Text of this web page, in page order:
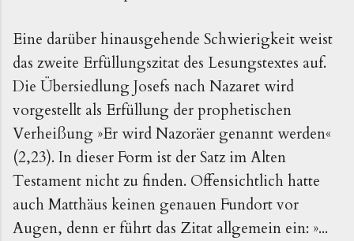
Eine darüber hinausgehende Schwierigkeit weist
das zweite Erfüllungszitat des Lesungstextes auf.
Die Übersiedlung Josefs nach Nazaret wird
vorgestellt als Erfüllung der prophetischen
Verheißung »Er wird Nazoräer genannt werden«
(2,23). In dieser Form ist der Satz im Alten
Testament nicht zu finden. Offensichtlich hatte
auch Matthäus keinen genauen Fundort vor
Augen, denn er führt das Zitat allgemein ein: »...